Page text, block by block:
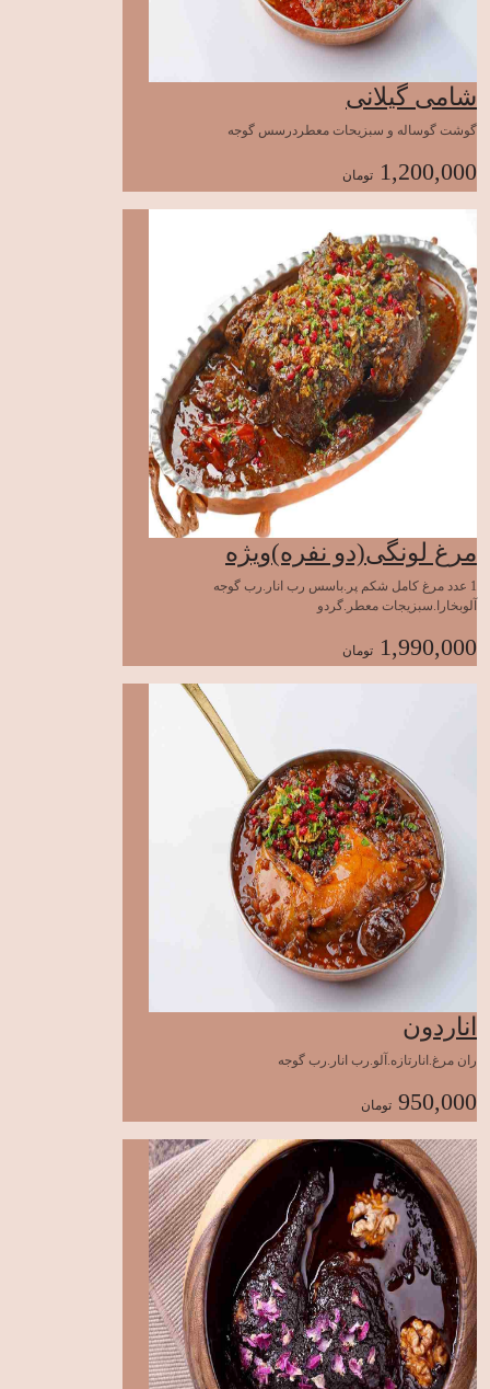
شامی گیلانی
گوشت گوساله و سبزیحات معطردرسس گوجه
1,200,000 تومان
مرغ لونگی(دو نفره)ویژه
1 عدد مرغ کامل شکم پر.باسس رب انار.رب گوجه
آلوبخارا.سبزیجات معطر.گردو
1,990,000 تومان
اناردون
ران مرغ.انارتازه.آلو.رب انار.رب گوجه
950,000 تومان